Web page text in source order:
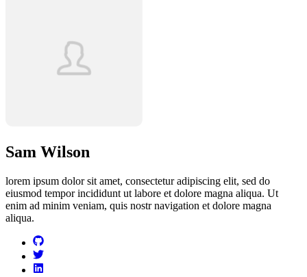
Sam Wilson
lorem ipsum dolor sit amet, consectetur adipiscing elit, sed do
eiusmod tempor incididunt ut labore et dolore magna aliqua. Ut
enim ad minim veniam, quis nostr navigation et dolore magna
aliqua.
github
twitter
linkedin